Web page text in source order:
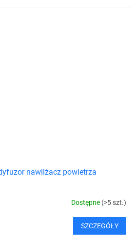
nawilżacz powietrza
Dostępne (>5 szt.)
SZCZEGÓŁY